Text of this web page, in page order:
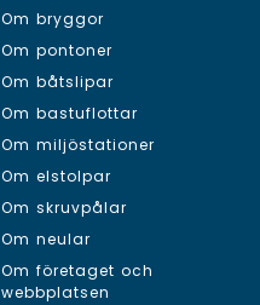
Om bryggor
Om pontoner
Om båtslipar
Om bastuflottar
Om miljöstationer
Om elstolpar
Om skruvpålar
Om neular
Om företaget och
webbplatsen